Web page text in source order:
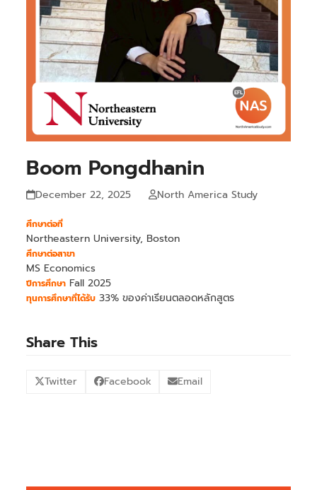
Boom Pongdhanin
December 22, 2025 North America Study
ศึกษาต่อที่
Northeastern University, Boston
ศึกษาต่อสาขา
MS Economics
ปีการศึกษา Fall 2025
ทุนการศึกษาที่ได้รับ 33% ของค่าเรียนตลอดหลักสูตร
Share This
Twitter Facebook Email